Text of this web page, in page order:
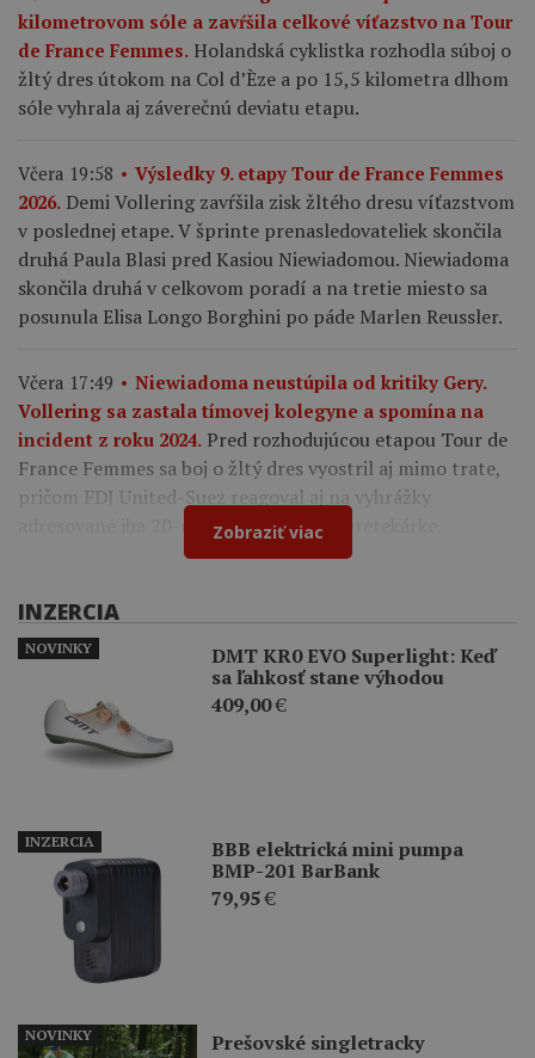
kilometrovom sóle a zavŕšila celkové víťazstvo na Tour
de France Femmes. Holandská cyklistka rozhodla súboj o
žltý dres útokom na Col d’Èze a po 15,5 kilometra dlhom
sóle vyhrala aj záverečnú deviatu etapu.
Včera 19:58
Výsledky 9. etapy Tour de France Femmes
2026. Demi Vollering zavŕšila zisk žltého dresu víťazstvom
v poslednej etape. V šprinte prenasledovateliek skončila
druhá Paula Blasi pred Kasiou Niewiadomou. Niewiadoma
skončila druhá v celkovom poradí a na tretie miesto sa
posunula Elisa Longo Borghini po páde Marlen Reussler.
Včera 17:49
Niewiadoma neustúpila od kritiky Gery.
Vollering sa zastala tímovej kolegyne a spomína na
incident z roku 2024. Pred rozhodujúcou etapou Tour de
France Femmes sa boj o žltý dres vyostril aj mimo trate,
pričom FDJ United-Suez reagoval aj na vyhrážky
adresované iba 20-ročnej francúzskej pretekárke.
Zobraziť viac
INZERCIA
DMT KR0 EVO Superlight: Keď
sa ľahkosť stane výhodou
409,00€
NOVINKY
BBB elektrická mini pumpa
BMP-201 BarBank
79,95€
INZERCIA
Prešovské singletracky
NOVINKY